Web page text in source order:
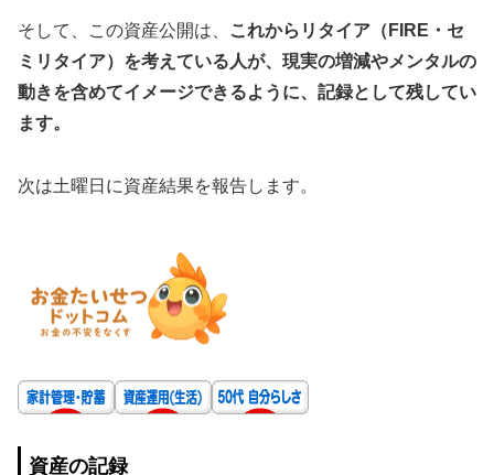
そして、この資産公開は、
これからリタイア（FIRE・セ
ミリタイア）を考えている人が、現実の増減やメンタルの
動きを含めてイメージできるように、記録として残してい
ます。
次は土曜日に資産結果を報告します。
資産の記録